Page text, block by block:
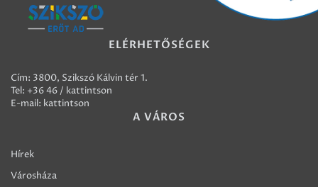
ELÉRHETŐSÉGEK
Cím: 3800, Szikszó Kálvin tér 1.
Tel: +36 46 / kattintson
E-mail: kattintson
A VÁROS
Hírek
Városháza